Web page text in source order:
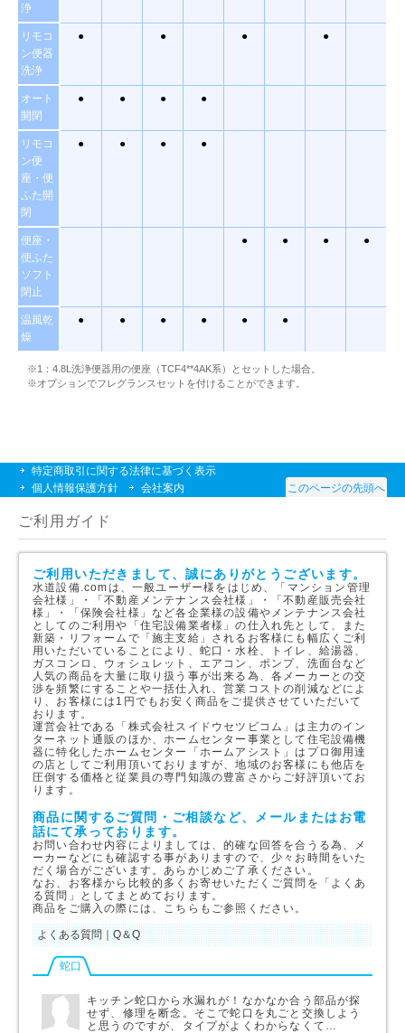
浄
リモコ
ン便器
洗浄
● ● ● ●
オート
開閉
● ● ● ●
リモコ
ン便
座・便
ふた開
閉
● ● ● ●
便座・
便ふた
ソフト
閉止
● ● ● ●
温風乾
燥
● ● ● ● ● ●
※1：4.8L洗浄便器用の便座（TCF4**4AK系）とセットした場合。
※オプションでフレグランスセットを付けることができます。
特定商取引に関する法律に基づく表示
個人情報保護方針
会社案内 このページの先頭へ
ご利用ガイド
ご利用いただきまして、誠にありがとうございます。
水道設備.comは、一般ユーザー様をはじめ、「マンション管理
会社様」・「不動産メンテナンス会社様」・「不動産販売会社
様」・「保険会社様」など各企業様の設備やメンテナンス会社
としてのご利用や「住宅設備業者様」の仕入れ先として、また
新築・リフォームで「施主支給」されるお客様にも幅広くご利
用いただいていることにより、蛇口・水栓、トイレ、給湯器、
ガスコンロ、ウォシュレット、エアコン、ポンプ、洗面台など
人気の商品を大量に取り扱う事が出来る為、各メーカーとの交
渉を頻繁にすることや一括仕入れ、営業コストの削減などによ
り、お客様には1円でもお安く商品をご提供させていただいて
おります。
運営会社である「株式会社スイドウセツビコム」は主力のイン
ターネット通販のほか、ホームセンター事業として住宅設備機
器に特化したホームセンター「ホームアシスト」はプロ御用達
の店としてご利用頂いておりますが、地域のお客様にも他店を
圧倒する価格と従業員の専門知識の豊富さからご好評頂いてお
ります。
商品に関するご質問・ご相談など、メールまたはお電
話にて承っております。
お問い合わせ内容によりましては、的確な回答を合うる為、メ
ーカーなどにも確認する事がありますので、少々お時間をいた
だく場合がございます。あらかじめご了承ください。
なお、お客様から比較的多くお寄せいただくご質問を「よくあ
る質問」としてまとめております。
商品をご購入の際には、こちらもご参照ください。
よくある質問｜Q＆Q
蛇口
キッチン蛇口から水漏れが！なかなか合う部品が探
せず、修理を断念。そこで蛇口を丸ごと交換しよう
と思うのですが、タイプがよくわからなくて…